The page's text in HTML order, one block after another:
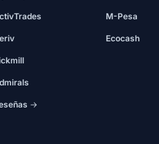
→
M-Pesa
Ecocash